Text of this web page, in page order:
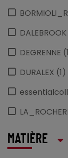
DEGRENNE
DURALEX (1)
Luminarc (4)
MAUVIEL (5)
MATIÈRE